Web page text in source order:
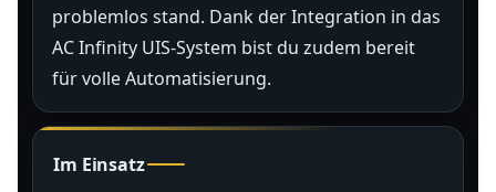
problemlos stand. Dank der Integration in das
AC Infinity UIS-System bist du zudem bereit
für volle Automatisierung.
Im Einsatz